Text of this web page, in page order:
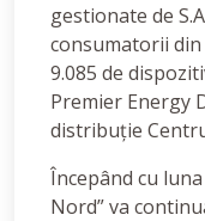
gestionate de
consumatorii
9.085 de
Premier Energy
distribuție
Începând cu luna
Nord” va